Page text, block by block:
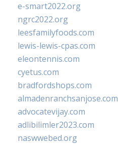
e-smart2022.org
ngrc2022.org
leesfamilyfoods.com
lewis-lewis-cpas.com
eleontennis.com
cyetus.com
bradfordshops.com
almadenranchsanjose.com
advocatevijay.com
adlibilimler2023.com
naswwebed.org